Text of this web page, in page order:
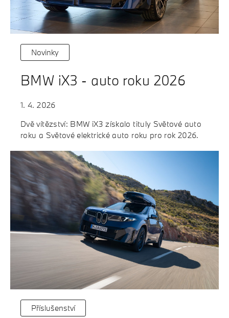
Novinky
BMW iX3 - auto roku 2026
1. 4. 2026
Dvě vítězství: BMW iX3 získalo tituly Světové auto
roku a Světové elektrické auto roku pro rok 2026.
Příslušenství